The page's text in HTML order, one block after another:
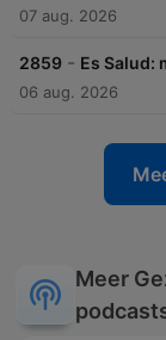
07 aug. 2026
2859 - Es Salud:
06 aug. 2026
Meer